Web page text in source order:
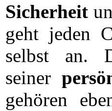
Sicherheit
geht jeden
selbst an.
seiner
gehören